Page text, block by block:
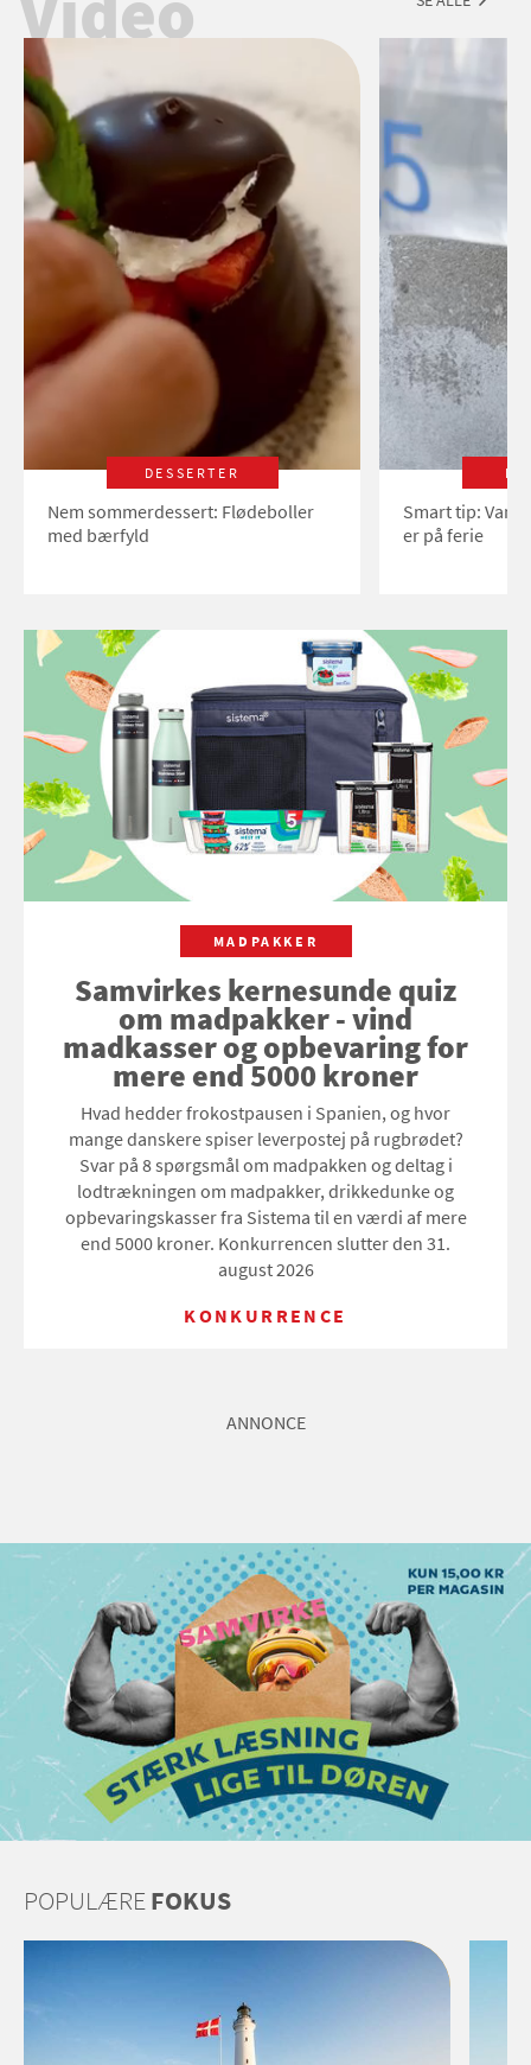
DESSERTER
Nem sommerdessert: Flødeboller
med bærfyld
Smart tip:
er på ferie
MADPAKKER
Samvirkes kernesunde quiz
om madpakker - vind
madkasser og opbevaring for
mere end 5000 kroner
Hvad hedder frokostpausen i Spanien, og hvor
mange danskere spiser leverpostej på rugbrødet?
Svar på 8 spørgsmål om madpakken og deltag i
lodtrækningen om madpakker, drikkedunke og
opbevaringskasser fra Sistema til en værdi af mere
end 5000 kroner. Konkurrencen slutter den 31.
august 2026
KONKURRENCE
ANNONCE
POPULÆREFOKUS